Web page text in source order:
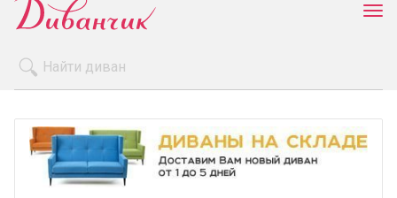
Оплата и доставка
Контакты